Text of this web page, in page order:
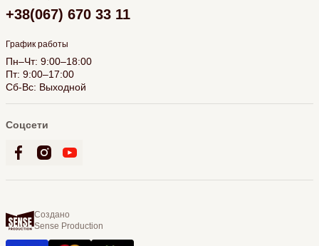
+38(067) 670 33 11
График работы
Пн–Чт: 9:00–18:00
Пт: 9:00–17:00
Сб-Вс: Выходной
Соцсети
Создано
Sense Production